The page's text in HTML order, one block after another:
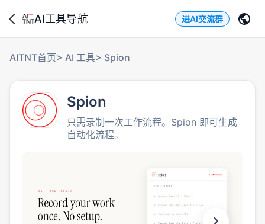
AI工具导航 进AI交流群
AITNT首页> AI 工具> Spion
Spion
只需录制一次工作流程。Spion 即可生成
自动化流程。